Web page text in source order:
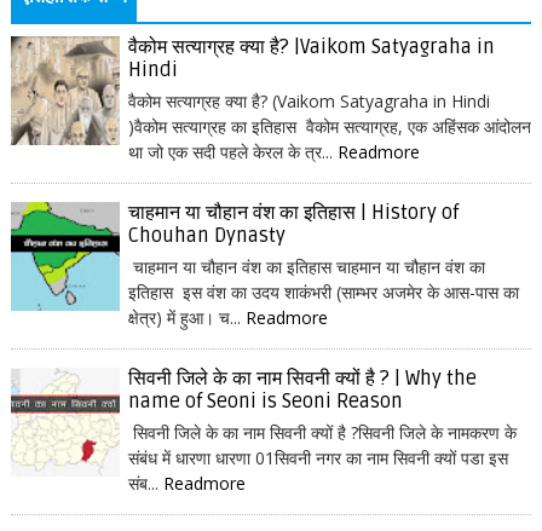
वैकोम सत्याग्रह क्या है? |Vaikom Satyagraha in
Hindi
वैकोम सत्याग्रह क्या है? (Vaikom Satyagraha in Hindi
)वैकोम सत्याग्रह का इतिहास वैकोम सत्याग्रह, एक अहिंसक आंदोलन
था जो एक सदी पहले केरल के त्र... Readmore
चाहमान या चौहान वंश का इतिहास | History of
Chouhan Dynasty
चाहमान या चौहान वंश का इतिहास चाहमान या चौहान वंश का
इतिहास इस वंश का उदय शाकंभरी (साम्भर अजमेर के आस-पास का
क्षेत्र) में हुआ। च... Readmore
सिवनी जिले के का नाम सिवनी क्यों है ? | Why the
name of Seoni is Seoni Reason
सिवनी जिले के का नाम सिवनी क्यों है ?सिवनी जिले के नामकरण के
संबंध में धारणा धारणा 01सिवनी नगर का नाम सिवनी क्यों पडा इस
संब... Readmore